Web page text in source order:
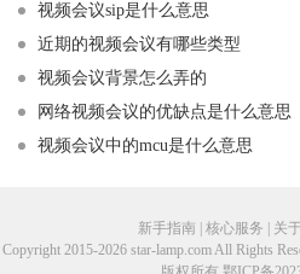
视频会议sip是什么意思
近期的视频会议有哪些类型
视频会议背景怎么弄的
网络视频会议的优缺点是什么意思
视频会议中的mcu是什么意思
新手指南 | 核心服务 | 关
Copyright 2015-2026 star-lamp.com All Rights